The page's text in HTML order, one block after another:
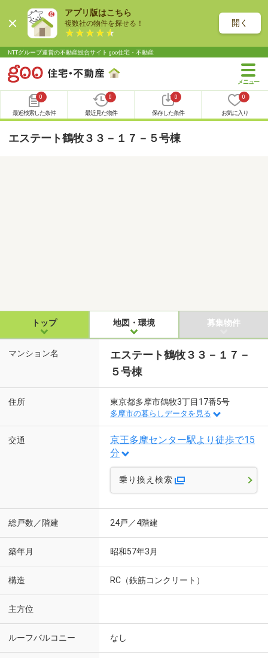
アプリ版はこちら
複数社の物件を探せる！ 開く
NTTグループ運営の不動産総合サイト goo住宅・不動産
0
最近検索した条件
0
最近見た物件
0
保存した条件
0
お気に入り
エステート鶴牧３３－１７－５号棟
トップ 地図・環境 募集物件
マンション名
エステート鶴牧３３－１７－
５号棟
住所 東京都多摩市鶴牧3丁目17番5号
多摩市の暮らしデータを見る
交通
京王多摩センター駅より徒歩で15
分
乗り換え検索
総戸数／階建 24戸／4階建
築年月 昭和57年3月
構造 RC（鉄筋コンクリート）
主方位
ルーフバルコニー なし